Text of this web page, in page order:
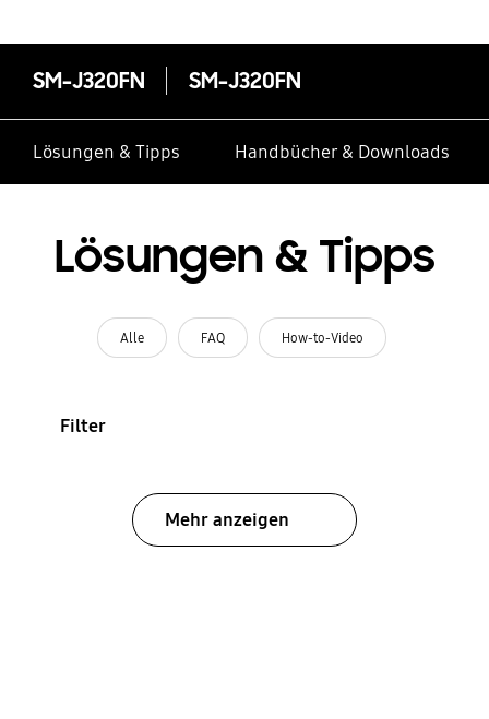
SM-J320FN SM-J320FN
Lösungen & Tipps Handbücher & Downloads
Lösungen & Tipps
Alle FAQ How-to-Video
Filter
Mehr anzeigen